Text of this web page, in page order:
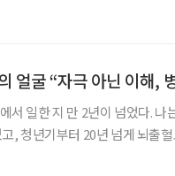
얼굴 “자극 아닌 이해,
년이 넘었다. 나는 친할아버지와 장모님이
, 청년기부터 20년 넘게 뇌출